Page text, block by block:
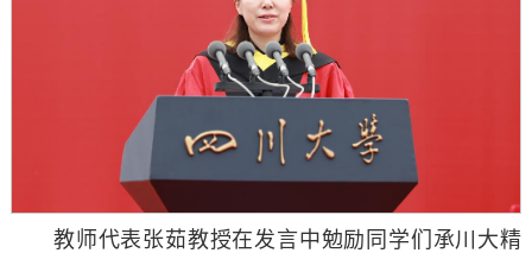
教师代表张茹教授在发言中勉励同学们承川大精